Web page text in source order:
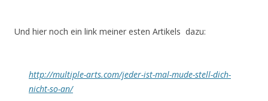
Und hier noch ein link meiner esten Artikels dazu:
http://multiple-arts.com/jeder-ist-mal-mude-stell-dich-
nicht-so-an/